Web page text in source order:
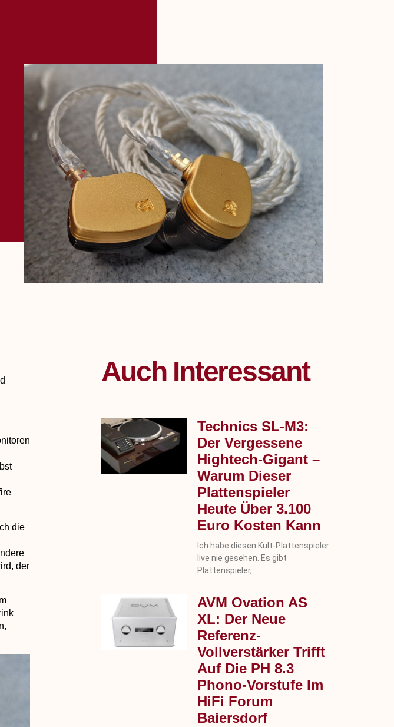
die
der
Auch Interessant
Technics SL‑M3:
Der Vergessene
Hightech-Gigant –
Warum Dieser
Plattenspieler
Heute Über 3.100
Euro Kosten Kann
Ich habe diesen Kult-Plattenspieler
live nie gesehen. Es gibt
Plattenspieler,
AVM Ovation AS
XL: Der Neue
Referenz-
Vollverstärker Trifft
Auf Die PH 8.3
Phono-Vorstufe Im
HiFi Forum
Baiersdorf